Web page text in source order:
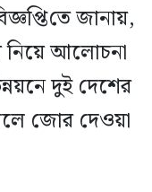
জানায়,
নিয়ে আলোচনা
দুই দেশের
জোর দেওয়া